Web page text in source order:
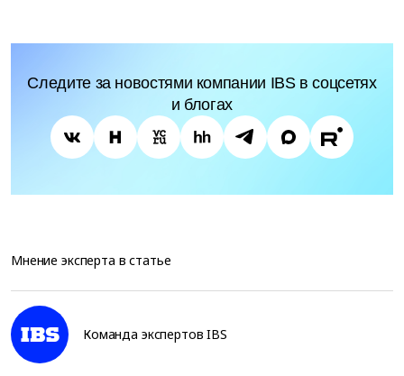
Следите за новостями компании IBS в соцсетях
и блогах
Мнение эксперта в статье
Команда экспертов IBS